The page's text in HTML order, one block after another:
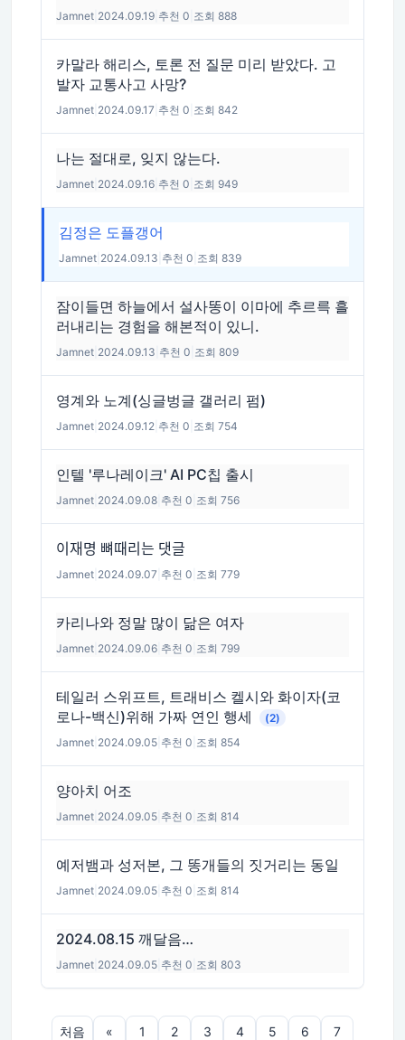
Jamnet 2024.09.19 추천 0 조회 888
카말라 해리스, 토론 전 질문 미리 받았다. 고
발자 교통사고 사망?
Jamnet 2024.09.17 추천 0 조회 842
나는 절대로, 잊지 않는다.
Jamnet 2024.09.16 추천 0 조회 949
김정은 도플갱어
Jamnet 2024.09.13 추천 0 조회 839
잠이들면 하늘에서 설사똥이 이마에 추르륵 흘
러내리는 경험을 해본적이 있니.
Jamnet 2024.09.13 추천 0 조회 809
영계와 노계(싱글벙글 갤러리 펌)
Jamnet 2024.09.12 추천 0 조회 754
인텔 '루나레이크' AI PC칩 출시
Jamnet 2024.09.08 추천 0 조회 756
이재명 뼈때리는 댓글
Jamnet 2024.09.07 추천 0 조회 779
카리나와 정말 많이 닮은 여자
Jamnet 2024.09.06 추천 0 조회 799
테일러 스위프트, 트래비스 켈시와 화이자(코
로나-백신)위해 가짜 연인 행세
(2)
Jamnet 2024.09.05 추천 0 조회 854
양아치 어조
Jamnet 2024.09.05 추천 0 조회 814
예저뱀과 성저본, 그 똥개들의 짓거리는 동일
Jamnet 2024.09.05 추천 0 조회 814
2024.08.15 깨달음…
Jamnet 2024.09.05 추천 0 조회 803
처음 « 1 2 3 4 5 6 7